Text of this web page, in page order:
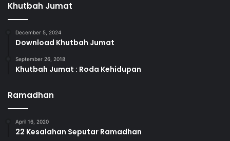
Khutbah Jumat
December 5, 2024
Download Khutbah Jumat
September 26, 2018
Khutbah Jumat : Roda Kehidupan
Ramadhan
April 16, 2020
22 Kesalahan Seputar Ramadhan